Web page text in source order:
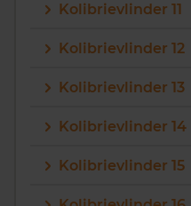
Maandag t/m vrijdag -
Kolibrievlinder 11
Kolibrievlinder 12
Kolibrievlinder 13
Kolibrievlinder 14
Kolibrievlinder 15